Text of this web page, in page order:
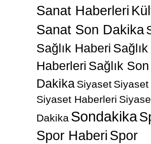
Sanat Haberleri
Sanat Son Dakika
Sağlık Haberi Sağlık
Haberleri Sağlık Son
Dakika Siyaset Siyaset
Siyaset Haberleri
Dakika Sondakika
Spor Haberi Spor